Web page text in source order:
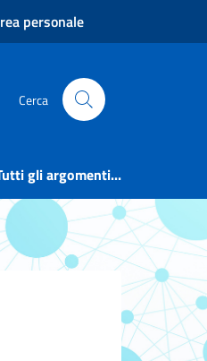
personale
Cerca
gli argomenti...